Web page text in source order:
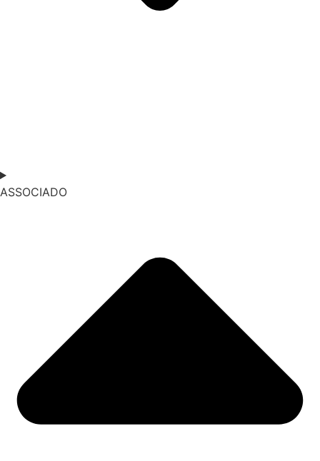
ASSOCIADO